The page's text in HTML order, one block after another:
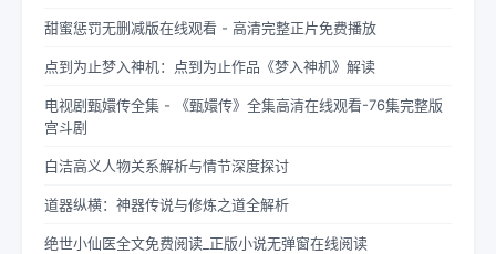
甜蜜惩罚无删减版在线观看 - 高清完整正片免费播放
点到为止梦入神机：点到为止作品《梦入神机》解读
电视剧甄嬛传全集 - 《甄嬛传》全集高清在线观看-76集完整版
宫斗剧
白洁高义人物关系解析与情节深度探讨
道器纵横：神器传说与修炼之道全解析
绝世小仙医全文免费阅读_正版小说无弹窗在线阅读